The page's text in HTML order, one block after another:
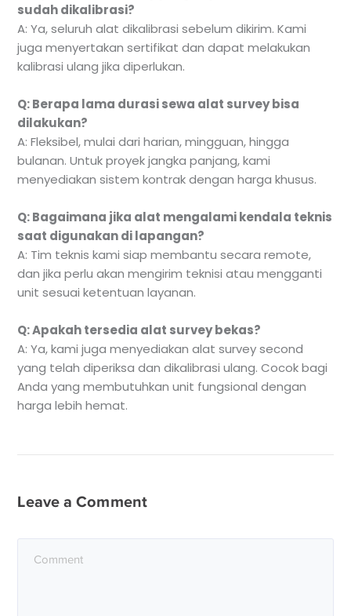
sudah dikalibrasi?
A: Ya, seluruh alat dikalibrasi sebelum dikirim. Kami
juga menyertakan sertifikat dan dapat melakukan
kalibrasi ulang jika diperlukan.
Q: Berapa lama durasi sewa alat survey bisa
dilakukan?
A: Fleksibel, mulai dari harian, mingguan, hingga
bulanan. Untuk proyek jangka panjang, kami
menyediakan sistem kontrak dengan harga khusus.
Q: Bagaimana jika alat mengalami kendala teknis
saat digunakan di lapangan?
A: Tim teknis kami siap membantu secara remote,
dan jika perlu akan mengirim teknisi atau mengganti
unit sesuai ketentuan layanan.
Q: Apakah tersedia alat survey bekas?
A: Ya, kami juga menyediakan alat survey second
yang telah diperiksa dan dikalibrasi ulang. Cocok bagi
Anda yang membutuhkan unit fungsional dengan
harga lebih hemat.
Leave a Comment